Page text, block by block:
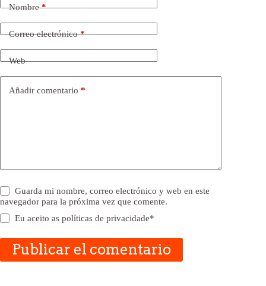
Nombre*
Correo electrónico*
Web
Añadir comentario *
Guarda mi nombre, correo electrónico y web en este
navegador para la próxima vez que comente.
Eu aceito aspolíticas de privacidade*
Publicar el comentario